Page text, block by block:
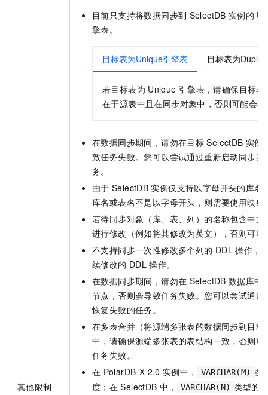
其他限制
目前只支持将数据同步到 SelectDB 实例的
擎表。
目标表为Unique引擎表 目标表为
若目标表为 Unique 引擎表，请确保目标
在于源表中且在同步对象中，否则可能会
在数据同步期间，请勿在目标 SelectDB 实例
致任务失败。您可以尝试通过重新启动同步
务。
由于 SelectDB 实例仅支持以字母开头的库名
库名或表名不是以字母开头，则需要使用映射
若待同步对象（库、表、列）的名称包含中
进行修改（例如将其修改为英文），否则可能
不支持同步一次性修改多个列的 DDL 操作，
续修改的 DDL 操作。
在数据同步期间，请勿在 SelectDB 数据库中
节点，否则会导致任务失败。您可以尝试通
恢复失败的任务。
在多表合并（将源端多张表的数据同步到目
中，请确保源端多张表的表结构一致，否则
任务失败。
在 PolarDB-X 2.0 实例中， VARCHAR(M) 类
度；在 SelectDB 中， VARCHAR(N) 类型的